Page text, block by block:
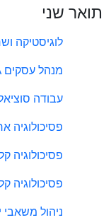
תואר שני
לוגיסטיקה
מנהל עסקים MBA
עבודה
פסיכולוגיה
פסיכולוגיה
פסיכולוגיה
ניהול משאבי ים